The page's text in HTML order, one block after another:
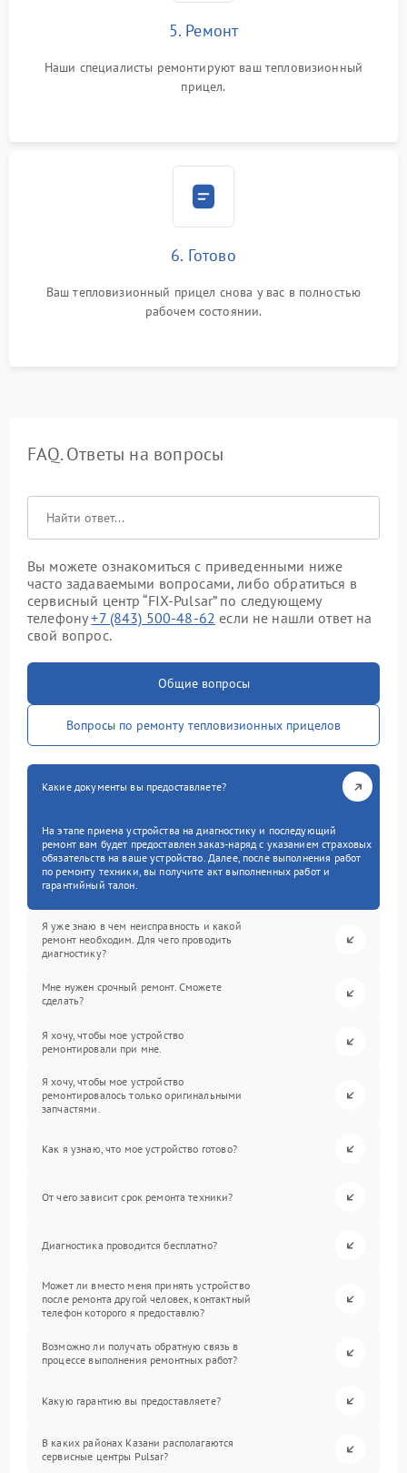
5. Ремонт
Наши специалисты ремонтируют ваш тепловизионный
прицел.
6. Готово
Ваш тепловизионный прицел снова у вас в полностью
рабочем состоянии.
FAQ. Ответы на вопросы
Вы можете ознакомиться с приведенными ниже
часто задаваемыми вопросами, либо обратиться в
сервисный центр “FIX-Pulsar” по следующему
телефону+7 (843) 500-48-62 если не нашли ответ на
свой вопрос.
Общие вопросы
Вопросы по ремонту тепловизионных прицелов
Какие документы вы предоставляете?
На этапе приема устройства на диагностику и последующий
ремонт вам будет предоставлен заказ-наряд с указанием страховых
обязательств на ваше устройство. Далее, после выполнения работ
по ремонту техники, вы получите акт выполненных работ и
гарантийный талон.
Я уже знаю в чем неисправность и какой
ремонт необходим. Для чего проводить
диагностику?
Мне нужен срочный ремонт. Сможете
сделать?
Я хочу, чтобы мое устройство
ремонтировали при мне.
Я хочу, чтобы мое устройство
ремонтировалось только оригинальными
запчастями.
Как я узнаю, что мое устройство готово?
От чего зависит срок ремонта техники?
Диагностика проводится бесплатно?
Может ли вместо меня принять устройство
после ремонта другой человек, контактный
телефон которого я предоставлю?
Возможно ли получать обратную связь в
процессе выполнения ремонтных работ?
Какую гарантию вы предоставляете?
В каких районах Казани располагаются
сервисные центры Pulsar?